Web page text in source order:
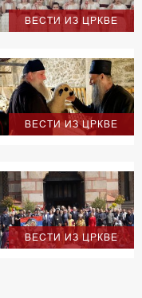
ВЕСТИ ИЗ ЦРКВЕ
ВЕСТИ ИЗ ЦРКВЕ
ВЕСТИ ИЗ ЦРКВЕ